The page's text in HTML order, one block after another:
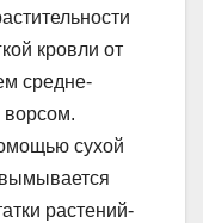
кровли от
средне-
ворсом.
сухой
растений-